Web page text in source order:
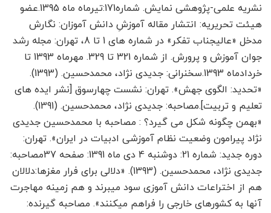
نشریه علمی-پژوهشی نمایش. شماره171:تیرماه ماه 1395.عضو
هیئت تحریریه: انتشار مقاله آموزشِ دانش آموزان: نگارش
مدخل «عالیجناب تفکر» در شماره های 1 تا 8، تهران: مجله رشد
جوان آموزش و پرورش. از شماره 321 تا 329. مهرماه 1393 تا
خردادماه 1393.سخنرانی: جدیدی نژاد، محمدحسین. (1393).
«تحدید: الگوی جهش». تهران: نشست چهارسوق [نشر ایده های
تعلیم و تربیت].مصاحبه: جدیدی نژاد، محمدحسین. (1391).
«بهمن چگونه شکل می گیرد؟ : مصاحبه با محمدحسین جدیدی
نژاد پیرامون وضعیت نظام آموزشی ادبیات در ایران». تهران:
دوره جدید: شماره 21: دوشنبه 4 دی ماه 1391: صفحه 37مصاحبه:
جدیدی نژاد، محمدحسین. (1393). «دلالی برای فرار مغزها:دلالان
هم از اختراعات دانش آموزی سود می­برند و هم زمینه مهاجرت
آنها به کشورهای خارجی را فراهم می­کنند». مصاحبه گیرنده: